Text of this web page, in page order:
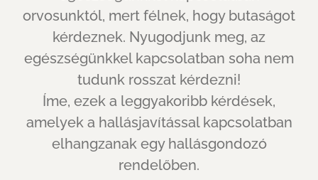
orvosunktól, mert félnek, hogy butaságot
kérdeznek. Nyugodjunk meg, az
egészségünkkel kapcsolatban soha nem
tudunk rosszat kérdezni!
Íme, ezek a leggyakoribb kérdések,
amelyek a hallásjavítással kapcsolatban
elhangzanak egy hallásgondozó
rendelőben.